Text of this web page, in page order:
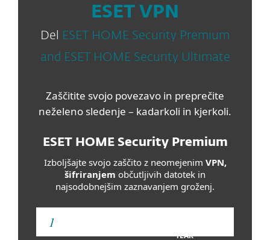
ESET VPN
Del
ESET HOME Security Premium
and ESET HOME Security Ultimate
Zaščitite svojo povezavo in preprečite
neželeno sledenje – kadarkoli in kjerkoli.
ESET HOME Security Premium
Izboljšajte svojo zaščito z neomejenim VPN,
šifriranjem občutljivih datotek in
najsodobnejšim zaznavanjem groženj.
YEAR